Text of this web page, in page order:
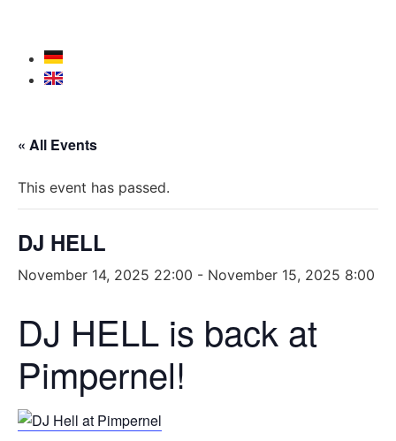
« All Events
This event has passed.
DJ HELL
November 14, 2025 22:00 - November 15, 2025 8:00
DJ HELL is back at
Pimpernel!